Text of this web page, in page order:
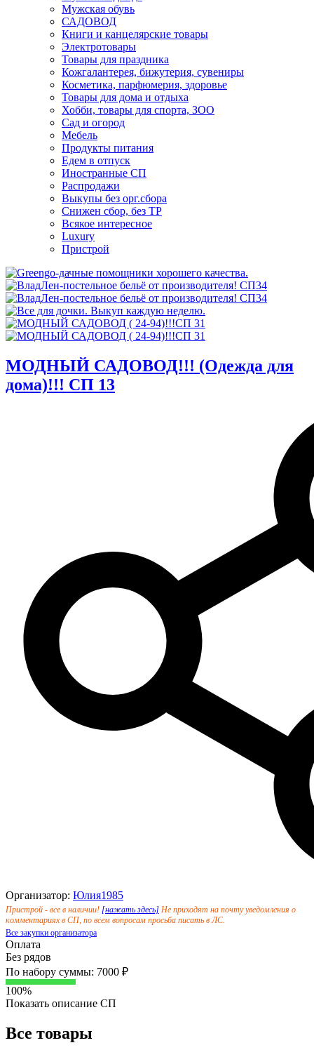
Мужская обувь
САДОВОД
Книги и канцелярские товары
Электротовары
Товары для праздника
Кожгалантерея, бижутерия, сувениры
Косметика, парфюмерия, здоровье
Товары для дома и отдыха
Хобби, товары для спорта, ЗОО
Сад и огород
Мебель
Продукты питания
Едем в отпуск
Иностранные СП
Распродажи
Выкупы без орг.сбора
Снижен сбор, без ТР
Всякое интересное
Luxury
Пристрой
МОДНЫЙ САДОВОД!!! (Одежда для
дома)!!! СП 13
Организатор: Юлия1985
Пристрой - все в наличии! [нажать здесь] Не приходят на почту уведомления о
комментариях в СП, по всем вопросам просьба писать в ЛС.
Все закупки организатора
Оплата
Без рядов
По набору суммы: 7000 ₽
100%
Показать описание СП
Все товары